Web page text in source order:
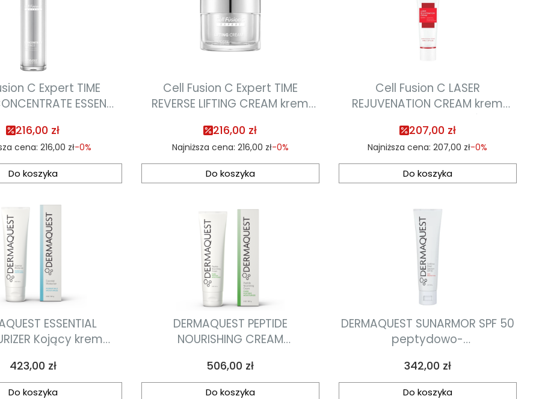
C Expert TIME
ESSENCE
130ml
216,00 zł
cena: 216,00 zł-0%
Do koszyka
Cell Fusion C Expert TIME
REVERSE LIFTING CREAM krem
skóry 50ml
216,00 zł
Najniższa cena: 216,00 zł-0%
Do koszyka
Cell Fusion C LASER
REJUVENATION CREAM krem
regenerujący do skóry
starzejącej się oraz po
zabiegach estetycznych 50ml
207,00 zł
Najniższa cena: 207,00 zł-0%
Do koszyka
ESSENTIAL
Kojący krem
Cena
423,00 zł
Do koszyka
DERMAQUEST PEPTIDE
NOURISHING CREAM
peptydowy do twarzy i szyi
56.7g
Cena
506,00 zł
Do koszyka
DERMAQUEST SUNARMOR SPF 50
peptydowo-
najwyższą ochroną mineralną
SPF 50 56.7g
Cena
342,00 zł
Do koszyka